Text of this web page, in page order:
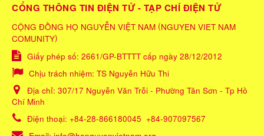
CỔNG THÔNG TIN ĐIỆN TỬ - TẠP CHÍ ĐIỆN TỬ
CỘNG ĐỒNG HỌ NGUYỄN VIỆT NAM (NGUYEN VIET NAM
COMUNITY)
Giấy phép số: 2661/GP-BTTTT cấp ngày 28/12/2012
Chịu trách nhiệm: TS Nguyễn Hữu Thi
Địa chỉ: 307/17 Nguyễn Văn Trỗi - Phường Tân Sơn - Tp Hồ
Chí Minh
Điện thoại: +84-28-866180045 +84-907097567